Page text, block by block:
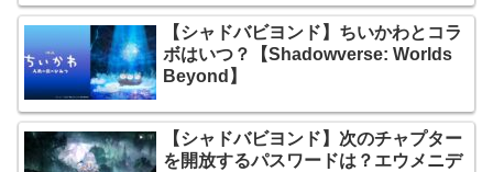
【シャドバビヨンド】ちいかわとコラ
ボはいつ？【Shadowverse: Worlds
Beyond】
【シャドバビヨンド】次のチャプター
を開放するパスワードは？エウメニデ